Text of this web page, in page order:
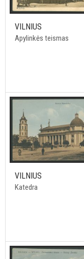
VILNIUS
Apylinkės teismas
VILNIUS
Katedra